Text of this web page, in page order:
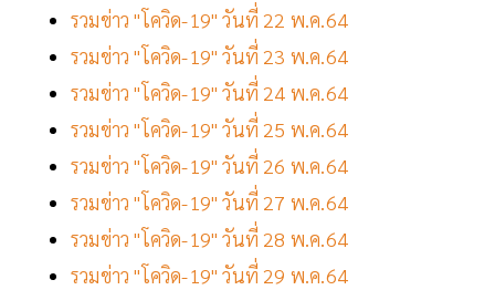
รวมข่าว "โควิด-19" วันที่ 22 พ.ค.64
รวมข่าว "โควิด-19" วันที่ 23 พ.ค.64
รวมข่าว "โควิด-19" วันที่ 24 พ.ค.64
รวมข่าว "โควิด-19" วันที่ 25 พ.ค.64
รวมข่าว "โควิด-19" วันที่ 26 พ.ค.64
รวมข่าว "โควิด-19" วันที่ 27 พ.ค.64
รวมข่าว "โควิด-19" วันที่ 28 พ.ค.64
รวมข่าว "โควิด-19" วันที่ 29 พ.ค.64